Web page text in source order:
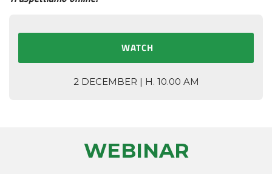
WATCH
2 DECEMBER | H. 10.00 AM
WEBINAR